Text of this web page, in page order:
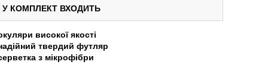
У КОМПЛЕКТ ВХОДИТЬ
високої якості
твердий футляр
з мікрофібри